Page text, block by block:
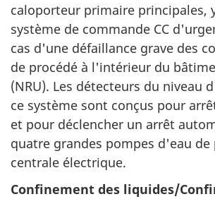
caloporteur primaire principales,
système de commande CC
cas d'une défaillance grave des
de procédé à l'intérieur du
(NRU). Les détecteurs du niveau
ce système sont conçus pour
et pour déclencher un arrêt
quatre grandes pompes d'eau de
centrale électrique.
Confinement des liquides/